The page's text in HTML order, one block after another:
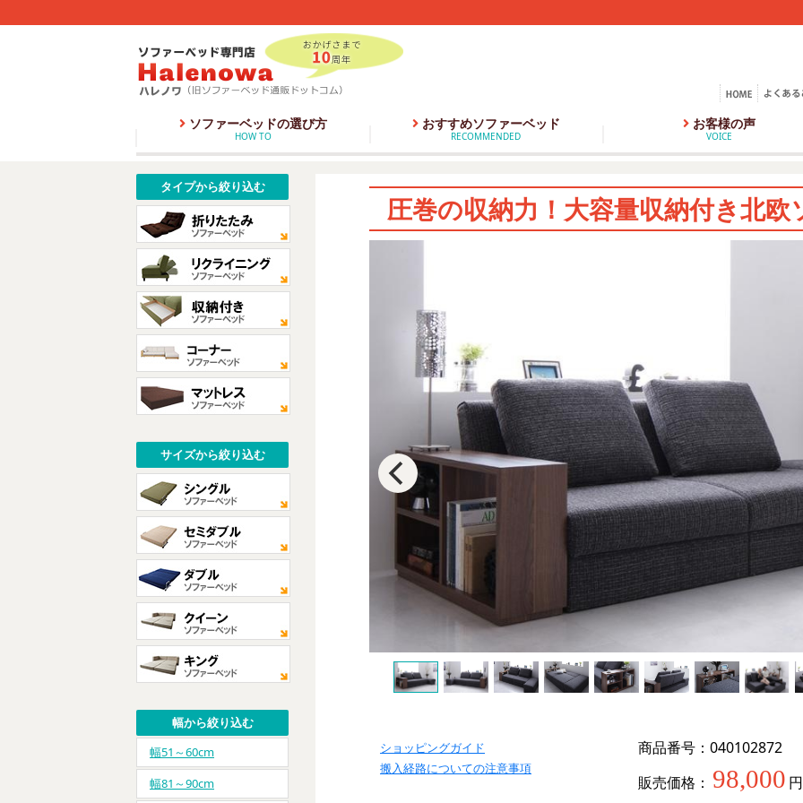
ソファーベッドの選び方
HOW TO
おすすめソファーベッド
RECOMMENDED
お客様の声
VOICE
タイプから絞り込む
サイズから絞り込む
幅から絞り込む
幅51～60cm
幅81～90cm
圧巻の収納力！大容量収納付き北
ショッピングガイド
搬入経路についての注意事項
商品番号：040102872
販売価格： 98,000